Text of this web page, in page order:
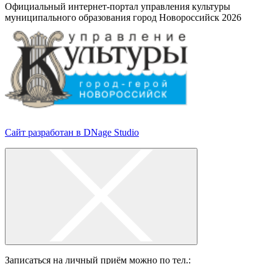
Официальный интернет-портал управления культуры
муниципального образования город Новороссийск 2026
Сайт разработан в DNage Studio
Записаться на личный приём можно по тел.: